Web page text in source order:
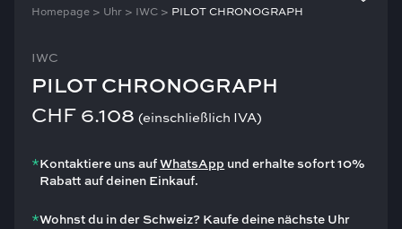
Homepage > Uhr > IWC > PILOT CHRONOGRAPH
IWC
PILOT CHRONOGRAPH
CHF 6.108 (einschließlich IVA)
*Kontaktiere uns aufWhatsApp und erhalte sofort 10%
Rabatt auf deinen Einkauf.
*Wohnst du in der Schweiz? Kaufe deine nächste Uhr